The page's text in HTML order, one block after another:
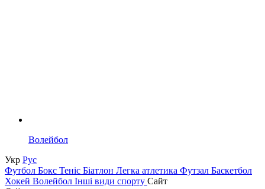
Волейбол
Укр Рус
Футбол Бокс Теніс Біатлон Легка атлетика Футзал Баскетбол
Хокей Волейбол Інші види спорту Сайт